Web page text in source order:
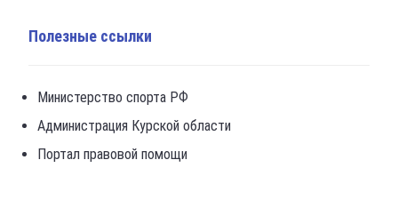
Полезные ссылки
Министерство спорта РФ
Администрация Курской области
Портал правовой помощи